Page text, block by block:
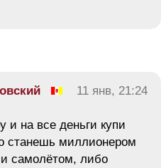
11 янв, 21:24
и на все деньги купи
станешь миллионером
самолётом, либо